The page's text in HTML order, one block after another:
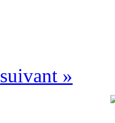
suivant »